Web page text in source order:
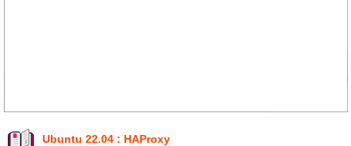
Ubuntu 22.04 : HAProxy